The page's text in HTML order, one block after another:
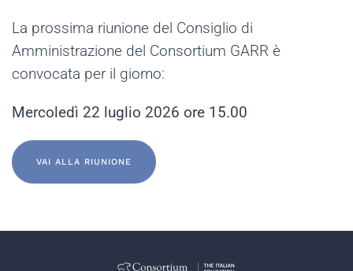
La prossima riunione del Consiglio di
Amministrazione del Consortium GARR è
convocata per il giorno:
Mercoledì 22 luglio 2026 ore 15.00
VAI ALLA RIUNIONE